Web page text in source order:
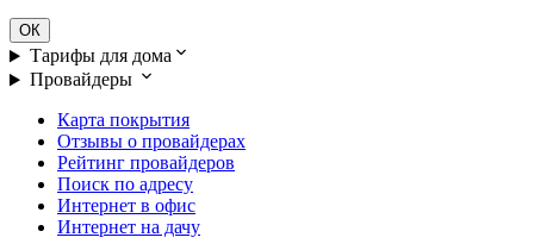
ОК
Тарифы для дома
Провайдеры
Карта покрытия
Отзывы о провайдерах
Рейтинг провайдеров
Поиск по адресу
Интернет в офис
Интернет на дачу